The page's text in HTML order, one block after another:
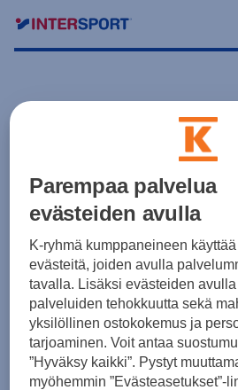
Parempaa palvelua
evästeiden avulla
K-ryhmä kumppaneineen
evästeitä, joiden avulla
tavalla. Lisäksi evästeiden
palveluiden tehokkuutta sekä
yksilöllinen ostokokemus ja
tarjoaminen. Voit antaa
”Hyväksy kaikki”. Pystyt
myöhemmin ”Evästeasetukset”-